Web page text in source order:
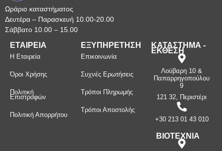
Ωράριο καταστήματος
Δευτέρα – Παρασκευή 10.00-20.00
Σάββατο 10.00 – 15.00
ΕΤΑΙΡΕΙΑ
Η Εταιρεία
Όροι Χρήσης
Πολιτική
Επιστροφών
Πολιτική Απορρήτου
ΕΞΥΠΗΡΕΤΗΣΗ
Επικοινωνία
Συχνές Ερωτήσεις
Τρόποι Πληρωμής
Τρόποι Αποστολής
ΚΑΤΑΣΤΗΜΑ -
ΕΚΘΕΣΗ
Λούβαρη 10 &
Παπαρρηγοπούλου
9
121 32, Περιστέρι
+30 213 01 43 010
ΒΙΟΤΕΧΝΙΑ